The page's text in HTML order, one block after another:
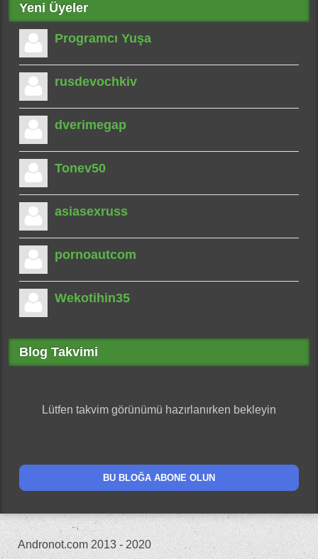
Yeni Üyeler
Programcı Yuşa
rusdevochkiv
dverimegap
Tonev50
asiasexruss
pornoautcom
Wekotihin35
Blog Takvimi
Lütfen takvim görünümü hazırlanırken bekleyin
BU BLOĞA ABONE OLUN
Andronot.com 2013 - 2020